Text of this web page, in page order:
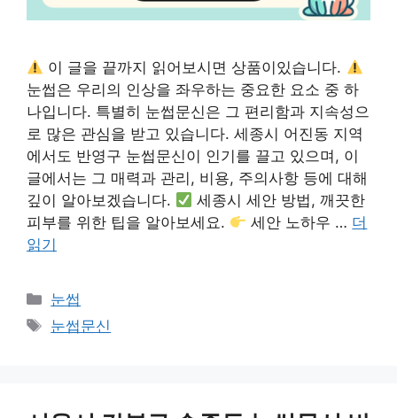
이 글을 끝까지 읽어보시면 상품이있습니다.
눈썹은 우리의 인상을 좌우하는 중요한 요소 중 하
나입니다. 특별히 눈썹문신은 그 편리함과 지속성으
로 많은 관심을 받고 있습니다. 세종시 어진동 지역
에서도 반영구 눈썹문신이 인기를 끌고 있으며, 이
글에서는 그 매력과 관리, 비용, 주의사항 등에 대해
깊이 알아보겠습니다.
세종시 세안 방법, 깨끗한
피부를 위한 팁을 알아보세요.
세안 노하우 … 더
읽기
카
테
눈썹
태
눈썹문신